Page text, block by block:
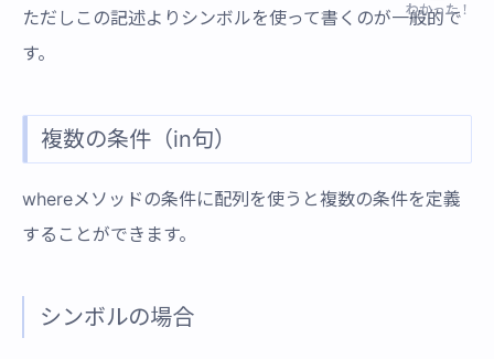
ただしこの記述よりシンボルを使って書くのが一般的で
す。
複数の条件（in句）
whereメソッドの条件に配列を使うと複数の条件を定義
することができます。
シンボルの場合
わかった！
わかった！